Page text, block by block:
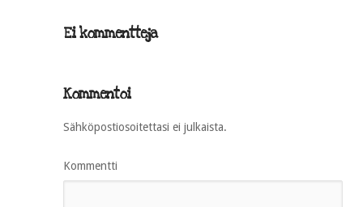
Ei kommentteja
Kommentoi
Sähköpostiosoitettasi ei julkaista.
Kommentti